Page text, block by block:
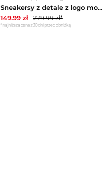
Sneakersy z detale z logo model 'TLV' Bruno Banani Biały
149.99 zł 279.99zł*
*najniższa cena z 30 dni przed obniżką